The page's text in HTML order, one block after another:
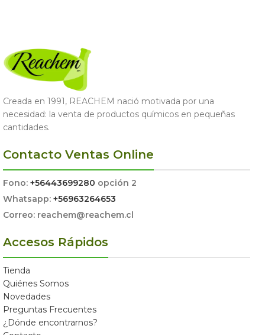
Creada en 1991, REACHEM nació motivada por una
necesidad: la venta de productos químicos en pequeñas
cantidades.
Contacto Ventas Online
Fono: +56443699280 opción 2
Whatsapp: +56963264653
Correo: reachem@reachem.cl
Accesos Rápidos
Tienda
Quiénes Somos
Novedades
Preguntas Frecuentes
¿Dónde encontrarnos?